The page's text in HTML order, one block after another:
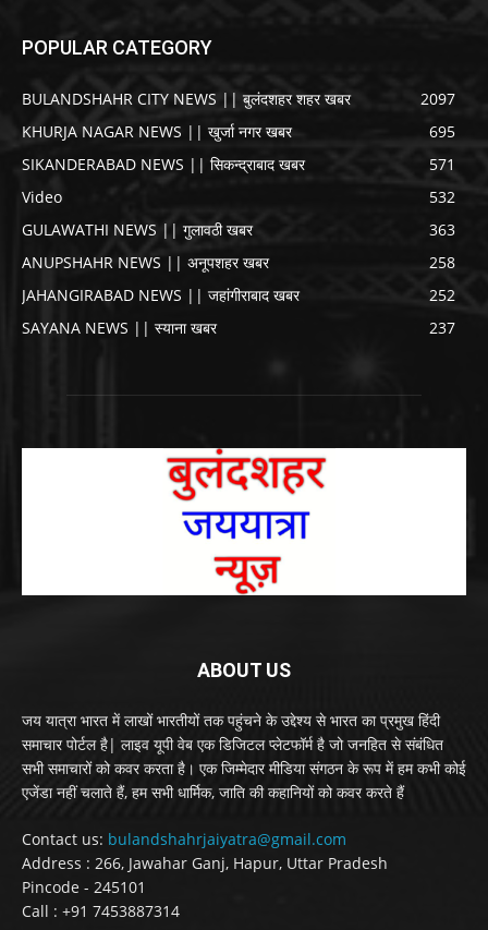
POPULAR CATEGORY
BULANDSHAHR CITY NEWS || बुलंदशहर शहर खबर
2097
KHURJA NAGAR NEWS || खुर्जा नगर खबर
695
SIKANDERABAD NEWS || सिकन्द्राबाद खबर
571
Video
532
GULAWATHI NEWS || गुलावठी खबर
363
ANUPSHAHR NEWS || अनूपशहर खबर
258
JAHANGIRABAD NEWS || जहांगीराबाद खबर
252
SAYANA NEWS || स्याना खबर
237
ABOUT US
जय यात्रा भारत में लाखों भारतीयों तक पहुंचने के उद्देश्य से भारत का प्रमुख हिंदी
समाचार पोर्टल है| लाइव यूपी वेब एक डिजिटल प्लेटफॉर्म है जो जनहित से संबंधित
सभी समाचारों को कवर करता है। एक जिम्मेदार मीडिया संगठन के रूप में हम कभी कोई
एजेंडा नहीं चलाते हैं, हम सभी धार्मिक, जाति की कहानियों को कवर करते हैं
Contact us: bulandshahrjaiyatra@gmail.com
Address : 266, Jawahar Ganj, Hapur, Uttar Pradesh
Pincode - 245101
Call : +91 7453887314